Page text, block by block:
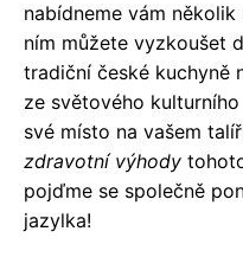
nabídneme vám
ním můžete vyzkoušet
tradiční české kuchyně
ze světového
své místo na vašem
zdravotní výhody
pojďme se společně
jazylka!